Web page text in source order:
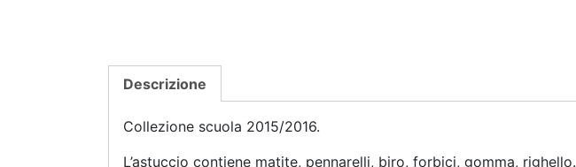
Descrizione
Collezione scuola 2015/2016.
L’astuccio contiene matite, pennarelli, biro, forbici, gomma, righello.